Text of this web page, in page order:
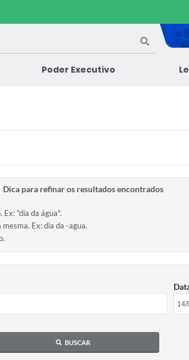
Poder Executivo
Dica para refinar os resultados encontrados
"dia da água".
Ex: dia da -agua.
BUSCAR